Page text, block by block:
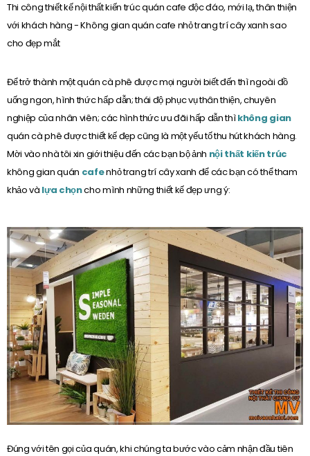
Thi công thiết kế nội thất kiến trúc quán cafe độc đáo, mới lạ, thân thiện
với khách hàng - Không gian quán cafe nhỏ trang trí cây xanh sao
cho đẹp mắt
Để trở thành một quán cà phê được mọi người biết đến thì ngoài đồ
uống ngon, hình thức hấp dẫn; thái độ phục vụ thân thiện, chuyên
nghiệp của nhân viên; các hình thức ưu đãi hấp dẫn thìkhông gian
quán cà phê được thiết kế đẹp cũng là một yếu tố thu hút khách hàng.
Mời vào nhà tôi xin giới thiệu đến các bạn bộ ảnh nội thất kiến trúc
không gian quán cafenhỏ trang trí cây xanh để các bạn có thể tham
khảo và lựa chọncho mình những thiết kế đẹp ưng ý:
Đúng với tên gọi của quán, khi chúng ta bước vào cảm nhận đầu tiên